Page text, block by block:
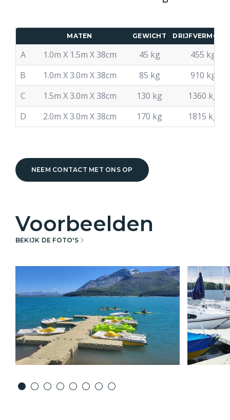
MATEN GEWICHT
A 1.0m X 1.5m X 38cm 45 kg
455 kg
B
1.0m X 3.0m X 38cm 85 kg
910 kg
C
1.5m X 3.0m X 38cm 130 kg
1360 kg
D
2.0m X 3.0m X 38cm 170 kg 1815 kg
NEEM CONTACT MET ONS OP
Voorbeelden
BEKIJK DE FOTO'S